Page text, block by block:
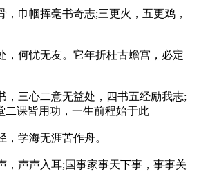
，巾帼挥毫书奇志;三更火，五更鸡，
，何忧无友。它年折桂古蟾宫，必定
，三心二意无益处，四书五经励我志;
二课皆用功，一生前程始于此
，学海无涯苦作舟。
，声声入耳;国事家事天下事，事事关